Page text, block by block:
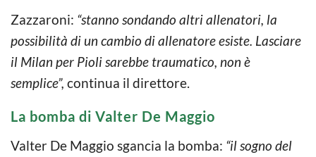
Zazzaroni: “stanno sondando altri allenatori, la
possibilità di un cambio di allenatore esiste. Lasciare
il Milan per Pioli sarebbe traumatico, non è
semplice”, continua il direttore.
La bomba di Valter De Maggio
Valter De Maggio sgancia la bomba: “il sogno del